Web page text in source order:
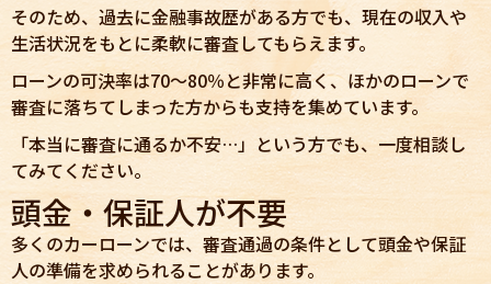
そのため、過去に金融事故歴がある方でも、現在の収入や
生活状況をもとに柔軟に審査してもらえます。
ローンの可決率は70〜80％と非常に高く、ほかのローンで
審査に落ちてしまった方からも支持を集めています。
「本当に審査に通るか不安…」という方でも、一度相談し
てみてください。
頭金・保証人が不要
多くのカーローンでは、審査通過の条件として頭金や保証
人の準備を求められることがあります。